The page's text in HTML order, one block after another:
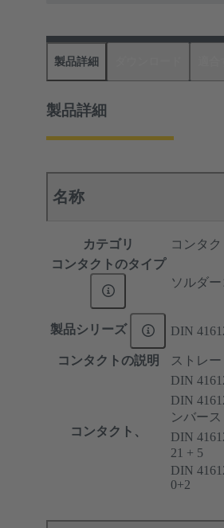
製品詳細
製品詳細
名称
カテゴリ
コンタク
コンタクトのタイプ
ソルダ
製品シリーズ DIN
コンタクトの説明 ストレー
コンタクト、
DIN
DIN
ンバース
DIN
21 + 5
DIN
0+2